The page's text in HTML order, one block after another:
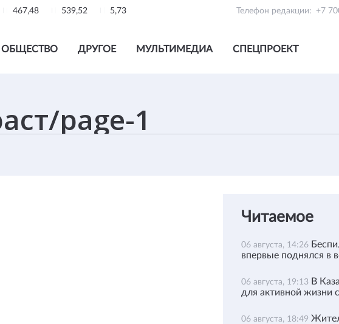
467,48 539,52 5,73 Телефон редакции: +7
ОБЩЕСТВО ДРУГОЕ МУЛЬТИМЕДИА СПЕЦПРОЕКТ
Читаемое
06 августа, 14:26
впервые поднялся в
06 августа, 19:13 В
для активной жизни
06 августа, 18:49